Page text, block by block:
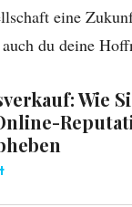
eine
du deine
Wie